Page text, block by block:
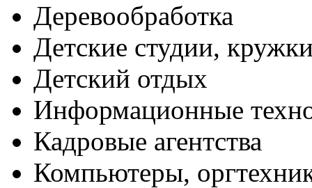
Деревообработка
Детские студии,
Детский отдых
Информационные
Кадровые агентства
Компьютеры,